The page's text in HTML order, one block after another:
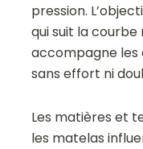
pression.
qui suit la
accompagne les
sans effort ni
Les matières et
les matelas